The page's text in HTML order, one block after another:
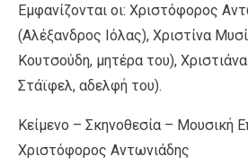
Εμφανίζονται οι: Χριστόφορος
(Αλέξανδρος Ιόλας), Χριστίνα
Κουτσούδη, μητέρα του),
Στάϊφελ, αδελφή του).
Κείμενο – Σκηνοθεσία – Μουσική
Χριστόφορος Αντωνιάδης